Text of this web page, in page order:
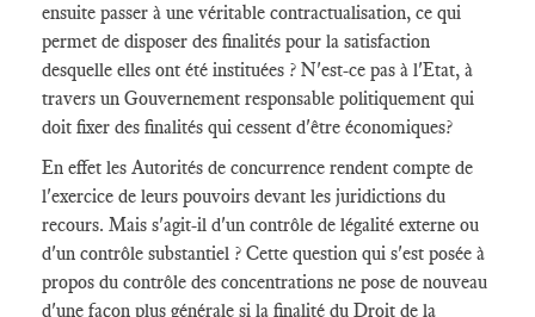
ensuite passer à une véritable contractualisation, ce qui
permet de disposer des finalités pour la satisfaction
desquelle elles ont été instituées ? N'est-ce pas à l'Etat, à
travers un Gouvernement responsable politiquement qui
doit fixer des finalités qui cessent d'être économiques?
En effet les Autorités de concurrence rendent compte de
l'exercice de leurs pouvoirs devant les juridictions du
recours. Mais s'agit-il d'un contrôle de légalité externe ou
d'un contrôle substantiel ? Cette question qui s'est posée à
propos du contrôle des concentrations ne pose de nouveau
d'une façon plus générale si la finalité du Droit de la